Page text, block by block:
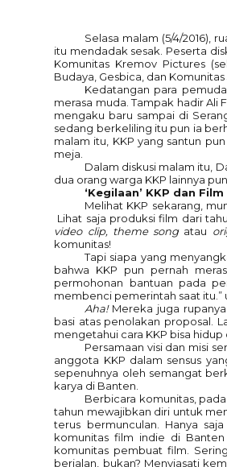
Selasa malam (5/4/2016),
itu mendadak sesak. Peserta
Komunitas Kremov Pictures
Budaya, Gesbica, dan
Kedatangan para
merasa muda. Tampak hadir Ali
mengaku baru sampai di
sedang berkeliling itu pun ia
malam itu, KKP yang santun
meja.
Dalam diskusi malam itu,
dua orang warga KKP lainnya
‘Kegilaan’ KKP dan
Melihat KKP sekarang,
Lihat saja produksi film dari
video clip, theme song atau
komunitas!
Tapi siapa yang
bahwa KKP pun pernah
permohonan bantuan pada
membenci pemerintah saat itu.”
Aha!Mereka juga rupanya
basi atas penolakan proposal.
mengetahui cara KKP bisa
Persamaan visi dan misi
anggota KKP dalam sensus
sepenuhnya oleh semangat
karya di Banten.
Berbicara komunitas,
tahun mewajibkan diri untuk
terus bermunculan. Hanya
komunitas film indie di
komunitas pembuat film.
berjalan, bukan? Menyiasati